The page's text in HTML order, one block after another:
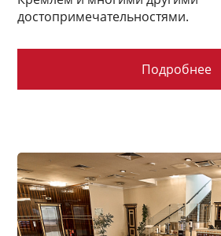
достопримечательностями.
Подробнее